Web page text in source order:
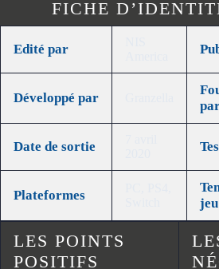
FICHE
Edité par
Développé par
Date de sortie
Plateformes
jeu
LES POINTS
POSITIFS